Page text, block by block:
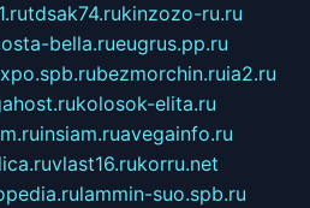
tdsak74.rukinzozo-ru.ru
bella.rueugrus.pp.ru
bezmorchin.ruia2.ru
kolosok-elita.ru
insiam.ruavegainfo.ru
vlast16.rukorru.net
lammin-suo.spb.ru